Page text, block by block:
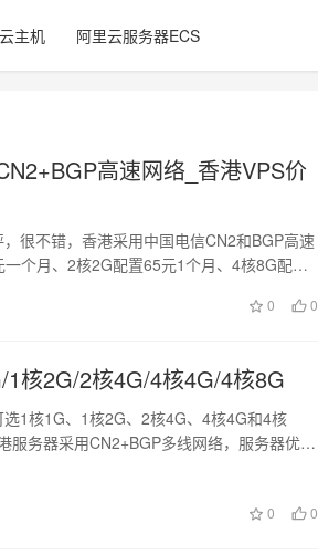
主机 阿里云服务器ECS
高速网络_香港VPS价
很不错，香港采用中国电信CN2和BGP高速
个月、2核2G配置65元1个月、4核8G配置
0 0
核2G/2核4G/4核4G/4核8G
1核1G、1核2G、2核4G、4核4G和4核
务器采用CN2+BGP多线网络，服务器优惠
0 0